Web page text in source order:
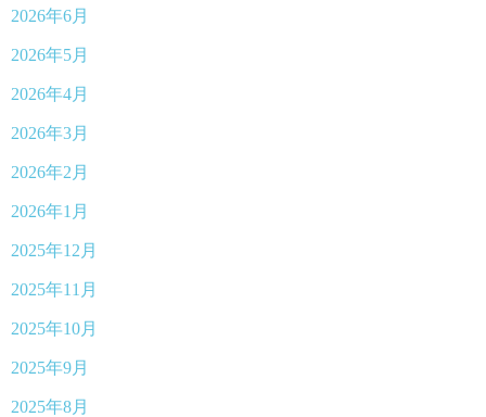
2026年6月
2026年5月
2026年4月
2026年3月
2026年2月
2026年1月
2025年12月
2025年11月
2025年10月
2025年9月
2025年8月